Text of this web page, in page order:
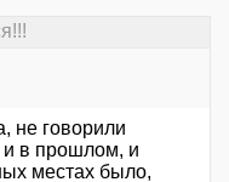
не говорили
и в прошлом, и
местах было,